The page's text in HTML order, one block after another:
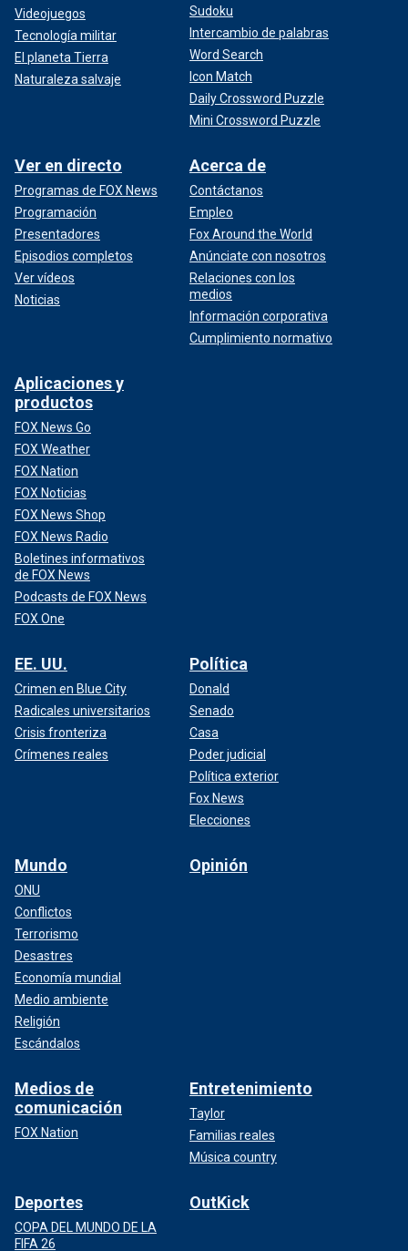
Videojuegos
Tecnología militar
El planeta Tierra
Naturaleza salvaje
Sudoku
Intercambio de palabras
Word Search
Icon Match
Daily Crossword Puzzle
Mini Crossword Puzzle
Ver en directo
Programas de FOX News
Programación
Presentadores
Episodios completos
Ver vídeos
Noticias
Acerca de
Contáctanos
Empleo
Fox Around the World
Anúnciate con nosotros
Relaciones con los
medios
Información corporativa
Cumplimiento normativo
Aplicaciones y
productos
FOX News Go
FOX Weather
FOX Nation
FOX Noticias
FOX News Shop
FOX News Radio
Boletines informativos
de FOX News
Podcasts de FOX News
FOX One
EE. UU.
Crimen en Blue City
Radicales universitarios
Crisis fronteriza
Crímenes reales
Política
Donald
Senado
Casa
Poder judicial
Política exterior
Fox News
Elecciones
Mundo
ONU
Conflictos
Terrorismo
Desastres
Economía mundial
Medio ambiente
Religión
Escándalos
Opinión
Medios de
comunicación
FOX Nation
Entretenimiento
Taylor
Familias reales
Música country
Deportes
COPA DEL MUNDO DE LA
FIFA 26
OutKick